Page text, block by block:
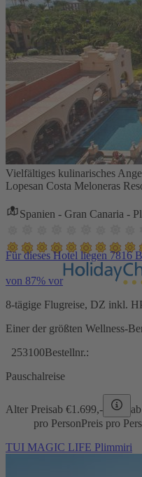
Vielfältiges kulinarisches
Lopesan Costa Meloneras
Spanien - Gran Canaria -
Für dieses Hotel liegen 7816
von 87% vor
8-tägige Flugreise, DZ inkl.
Einer der größten Wellness-
253100Bestellnr.:
Pauschalreise
Alter Preisab €1.699,-
pro PersonPreis pro
TUI MAGIC LIFE Plimmiri